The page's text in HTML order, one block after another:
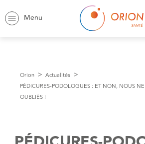
Menu
Orion
Actualités
PÉDICURES-PODOLOGUES : ET NON, NOUS
OUBLIÉS !